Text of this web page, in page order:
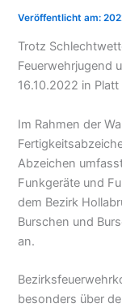
Trotz
Feuerwehrjugend
16.10.2022 in Platt
Im Rahmen der
Abzeichen
Funkgeräte und
dem Bezirk
Burschen und
an.
besonders über